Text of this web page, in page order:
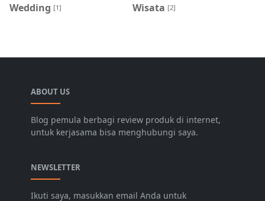
Wedding [1] Wisata [2]
ABOUT US
Blog pemula berbagi review produk di internet,
untuk kerjasama bisa menghubungi saya.
NEWSLETTER
Ikuti saya, masukkan email Anda untuk